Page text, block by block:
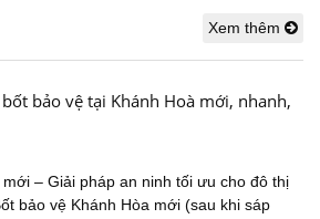
Xem thêm
bảo vệ tại Khánh Hoà mới, nhanh,
– Giải pháp an ninh tối ưu cho đô thị
bảo vệ Khánh Hòa mới (sau khi sáp